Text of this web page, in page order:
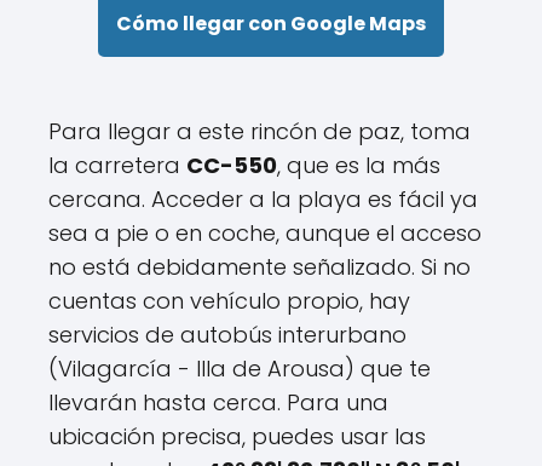
Cómo llegar con Google Maps
Para llegar a este rincón de paz, toma
la carretera CC-550, que es la más
cercana. Acceder a la playa es fácil ya
sea a pie o en coche, aunque el acceso
no está debidamente señalizado. Si no
cuentas con vehículo propio, hay
servicios de autobús interurbano
(Vilagarcía - Illa de Arousa) que te
llevarán hasta cerca. Para una
ubicación precisa, puedes usar las